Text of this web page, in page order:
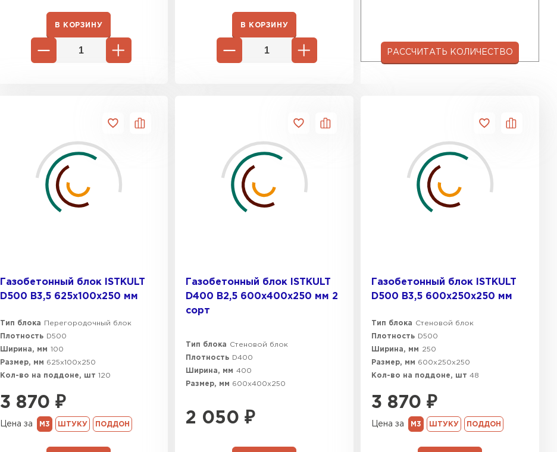
В КОРЗИНУ В КОРЗИНУ
РАССЧИТАТЬ КОЛИЧЕСТВО
Газобетонный блок ISTKULT
D500 B3,5 625х100х250 мм
Тип блока
Перегородочный блок
Плотность
D500
Ширина, мм 100
Размер, мм 625х100х250
Кол-во на поддоне, шт 120
3 870 ₽
Цена за М3 ШТУКУ ПОДДОН
Газобетонный блок ISTKULT
D400 B2,5 600х400х250 мм 2
сорт
Тип блока
Стеновой блок
Плотность
D400
Ширина, мм 400
Размер, мм 600х400х250
2 050 ₽
Газобетонный блок ISTKULT
D500 B3,5 600х250х250 мм
Тип блока
Стеновой блок
Плотность
D500
Ширина, мм
250
Размер, мм 600х250х250
Кол-во на поддоне, шт 48
3 870 ₽
Цена за М3 ШТУКУ ПОДДОН